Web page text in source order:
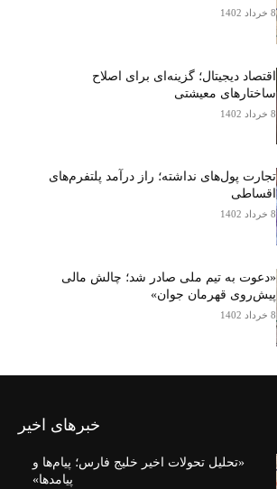
8 خرداد 1402
اقتصاد دیجیتال؛ گزینه‌ای برای اصلاح
ساختارهای معیشتی
8 خرداد 1402
تجارت پول‌های نداشته؛ راز درآمد پلتفرم‌های
اقساطی
8 خرداد 1402
«دعوت به تیم ملی صادر شد؛ چالش مالی
پیش‌روی قهرمان جوان»
8 خرداد 1402
خبرهای اخیر
«تحلیل تحولات اخیر خلیج فارس؛ پیام‌ها و
پیامدها»